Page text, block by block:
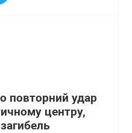
повторний удар
центру,